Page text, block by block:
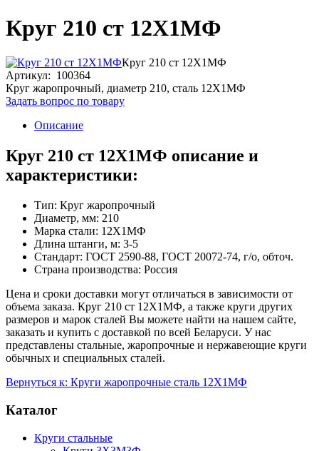
Круг 210 ст 12Х1МФ
Круг 210 ст 12Х1МФ
Артикул: 100364
Круг жаропрочный, диаметр 210, сталь 12Х1МФ
Задать вопрос по товару
Описание
Круг 210 ст 12Х1МФ описание и
характеристики:
Тип: Круг жаропрочный
Диаметр, мм: 210
Марка стали: 12Х1МФ
Длина штанги, м: 3-5
Стандарт: ГОСТ 2590-88, ГОСТ 20072-74, г/о, обточ.
Страна производства: Россия
Цена и сроки доставки могут отличаться в зависимости от
объема заказа. Круг 210 ст 12Х1МФ, а также круги других
размеров и марок сталей Вы можете найти на нашем сайте,
заказать и купить с доставкой по всей Беларуси. У нас
представлены стальные, жаропрочные и нержавеющие круги
обычных и специальных сталей.
Вернуться к: Круги жаропрочные сталь 12Х1МФ
Каталог
Круги стальные